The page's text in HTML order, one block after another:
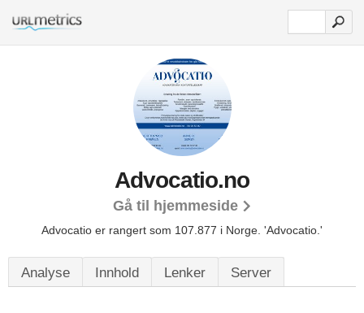
Advocatio.no
Gå til hjemmeside
Advocatio er rangert som 107.877 i Norge. 'Advocatio.'
Analyse Innhold Lenker Server